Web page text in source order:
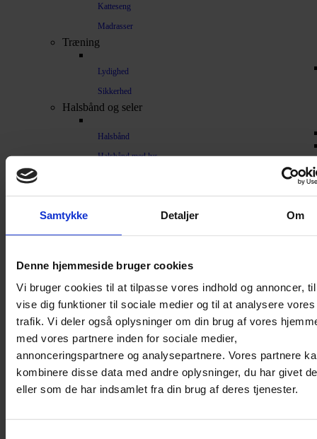
Samtykke Detaljer Om
Denne hjemmeside bruger cookies
Vi bruger cookies til at tilpasse vores indhold og annoncer,
vise dig funktioner til sociale medier og til at analysere vores
trafik. Vi deler også oplysninger om din brug af vores
med vores partnere inden for sociale medier,
annonceringspartnere og analysepartnere. Vores partnere
kombinere disse data med andre oplysninger, du har givet
eller som de har indsamlet fra din brug af deres tjenester.
Katteseng
Madrasser
Træning
Lydighed
Sikkerhed
Halsbånd og seler
Halsbånd
Halsbånd med lys
Kattetegn
Kattetoilet
Selvrensende toilet
Grusskovl
Luftrenser / Lugtfjerner
Affaldsposer
Kattegrus
Trimning